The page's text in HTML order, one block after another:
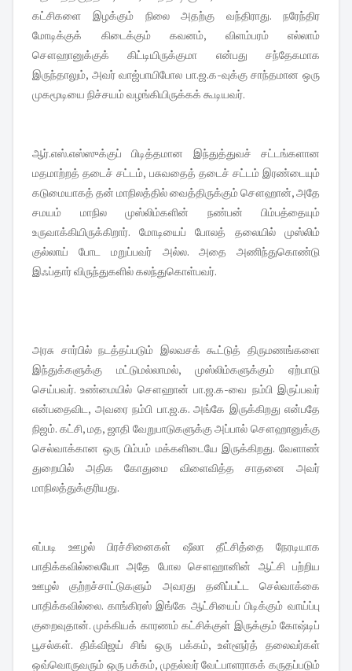
கட்சிகளை இழக்கும் நிலை அதற்கு வந்திராது. நரேந்திர
மோடிக்குக் கிடைக்கும் கவனம், விளம்பரம் எல்லாம்
சௌஹானுக்குக் கிட்டியிருக்குமா என்பது சந்தேகமாக
இருந்தாலும், அவர் வாஜ்பாயிபோல பா.ஜ.க-வுக்கு சாந்தமான ஒரு
முகமூடியை நிச்சயம் வழங்கியிருக்கக் கூடியவர்.
ஆர்.எஸ்.எஸ்ஸுக்குப் பிடித்தமான இந்துத்துவச் சட்டங்களான
மதமாற்றத் தடைச் சட்டம், பசுவதைத் தடைச் சட்டம் இரண்டையும்
கடுமையாகத் தன் மாநிலத்தில் வைத்திருக்கும் சௌஹான், அதே
சமயம் மாநில முஸ்லிம்களின் நண்பன் பிம்பத்தையும்
உருவாக்கியிருக்கிறார். மோடியைப் போலத் தலையில் முஸ்லிம்
குல்லாய் போட மறுப்பவர் அல்ல. அதை அணிந்துகொண்டு
இஃப்தார் விருந்துகளில் கலந்துகொள்பவர்.
அரசு சார்பில் நடத்தப்படும் இலவசக் கூட்டுத் திருமணங்களை
இந்துக்களுக்கு மட்டுமல்லாமல், முஸ்லிம்களுக்கும் ஏற்பாடு
செய்பவர். உண்மையில் சௌஹான் பா.ஜ.க-வை நம்பி இருப்பவர்
என்பதைவிட, அவரை நம்பி பா.ஜ.க. அங்கே இருக்கிறது என்பதே
நிஜம். கட்சி, மத, ஜாதி வேறுபாடுகளுக்கு அப்பால் சௌஹானுக்கு
செல்வாக்கான ஒரு பிம்பம் மக்களிடையே இருக்கிறது. வேளாண்
துறையில் அதிக கோதுமை விளைவித்த சாதனை அவர்
மாநிலத்துக்குரியது.
எப்படி ஊழல் பிரச்சினைகள் ஷீலா தீட்சித்தை நேரடியாக
பாதிக்கவில்லையோ அதே போல சௌஹானின் ஆட்சி பற்றிய
ஊழல் குற்றச்சாட்டுகளும் அவரது தனிப்பட்ட செல்வாக்கை
பாதிக்கவில்லை. காங்கிரஸ் இங்கே ஆட்சியைப் பிடிக்கும் வாய்ப்பு
குறைவுதான். முக்கியக் காரணம் கட்சிக்குள் இருக்கும் கோஷ்டிப்
பூசல்கள். திக்விஜய் சிங் ஒரு பக்கம், உள்ளூர்த் தலைவர்கள்
ஒவ்வொருவரும் ஒரு பக்கம், முதல்வர் வேட்பாளராகக் கருதப்படும்